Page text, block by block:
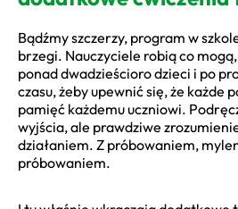
Bądźmy szczerzy, program w
brzegi. Nauczyciele robią co
ponad dwadzieścioro dzieci i po
czasu, żeby upewnić się, że każde
pamięć każdemu uczniowi.
wyjścia, ale prawdziwe
działaniem. Z próbowaniem,
próbowaniem.